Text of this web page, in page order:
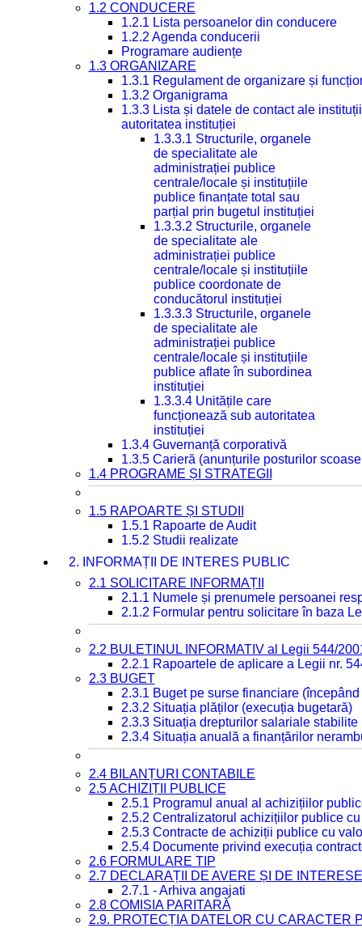
1.2 CONDUCERE
1.2.1 Lista persoanelor din conducere
1.2.2 Agenda conducerii
Programare audiențe
1.3 ORGANIZARE
1.3.1 Regulament de organizare și
1.3.2 Organigrama
1.3.3 Lista și datele de contact ale
autoritatea instituției
1.3.3.1 Structurile, organele
de specialitate ale
administrației publice
centrale/locale și instituțiile
publice finanțate total sau
parțial prin bugetul instituției
1.3.3.2 Structurile, organele
de specialitate ale
administrației publice
centrale/locale și instituțiile
publice coordonate de
conducătorul instituției
1.3.3.3 Structurile, organele
de specialitate ale
administrației publice
centrale/locale și instituțiile
publice aflate în subordinea
instituției
1.3.3.4 Unitățile care
funcționează sub autoritatea
instituției
1.3.4 Guvernanță corporativă
1.3.5 Carieră (anunțurile posturilor
1.4 PROGRAME ȘI STRATEGII
1.5 RAPOARTE ȘI STUDII
1.5.1 Rapoarte de Audit
1.5.2 Studii realizate
2. INFORMAȚII DE INTERES PUBLIC
2.1 SOLICITARE INFORMAȚII
2.1.1 Numele și prenumele persoanei
2.1.2 Formular pentru solicitare în baza
2.2 BULETINUL INFORMATIV al Legii 544/
2.2.1 Rapoartele de aplicare a Legii nr.
2.3 BUGET
2.3.1 Buget pe surse financiare
2.3.2 Situația plăților (execuția bugetară)
2.3.3 Situația drepturilor salariale
2.3.4 Situația anuală a finanțărilor
2.4 BILANȚURI CONTABILE
2.5 ACHIZIȚII PUBLICE
2.5.1 Programul anual al achizițiilor
2.5.2 Centralizatorul achizițiilor publice
2.5.3 Contracte de achiziții publice cu
2.5.4 Documente privind execuția
2.6 FORMULARE TIP
2.7 DECLARAȚII DE AVERE ȘI DE INTERESE
2.7.1 - Arhiva angajati
2.8 COMISIA PARITARĂ
2.9. PROTECȚIA DATELOR CU CARACTER